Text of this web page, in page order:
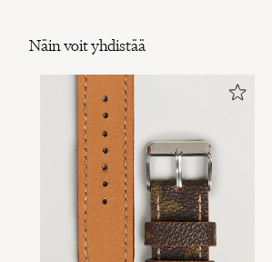
Näin voit yhdistää